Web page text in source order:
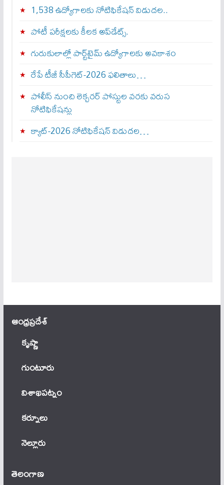
1,538 ఉద్యోగాలకు నోటిఫికేషన్ విడుదల..
పోటీ పరీక్షలకు కీలక అప్‌డేట్స్.
గురుకులాల్లో పార్ట్‌టైమ్ ఉద్యోగాలకు అవకాశం
రేపే టీజీ సీపీగెట్‌-2026 ఫలితాలు…
పోలీస్ నుంచి లెక్చరర్ పోస్టుల వరకు వరుస
నోటిఫికేషన్లు
క్యాట్-2026 నోటిఫికేషన్ విడుదల…
ఆంధ్ర‌ప్ర‌దేశ్
కృష్ణా
గుంటూరు
విశాఖపట్నం
కర్నూలు
నెల్లూరు
తెలంగాణ‌